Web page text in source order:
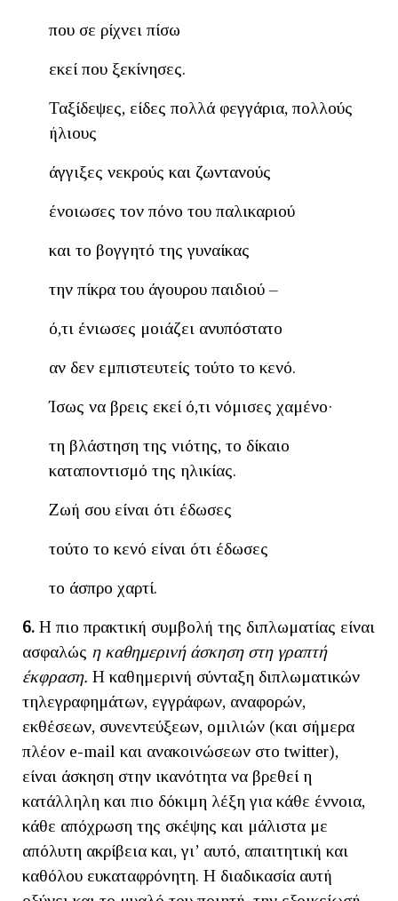
που σε ρίχνει πίσω
εκεί που ξεκίνησες.
Ταξίδεψες, είδες πολλά φεγγάρια, πολλούς
ήλιους
άγγιξες νεκρούς και ζωντανούς
ένοιωσες τον πόνο του παλικαριού
και το βογγητό της γυναίκας
την πίκρα του άγουρου παιδιού –
ό,τι ένιωσες μοιάζει ανυπόστατο
αν δεν εμπιστευτείς τούτο το κενό.
Ίσως να βρεις εκεί ό,τι νόμισες χαμένο·
τη βλάστηση της νιότης, το δίκαιο
καταποντισμό της ηλικίας.
Ζωή σου είναι ότι έδωσες
τούτο το κενό είναι ότι έδωσες
το άσπρο χαρτί.
6. Η πιο πρακτική συμβολή της διπλωματίας είναι
ασφαλώς η καθημερινή άσκηση στη γραπτή
έκφραση. Η καθημερινή σύνταξη διπλωματικών
τηλεγραφημάτων, εγγράφων, αναφορών,
εκθέσεων, συνεντεύξεων, ομιλιών (και σήμερα
πλέον e-mail και ανακοινώσεων στο twitter),
είναι άσκηση στην ικανότητα να βρεθεί η
κατάλληλη και πιο δόκιμη λέξη για κάθε έννοια,
κάθε απόχρωση της σκέψης και μάλιστα με
απόλυτη ακρίβεια και, γι’ αυτό, απαιτητική και
καθόλου ευκαταφρόνητη. Η διαδικασία αυτή